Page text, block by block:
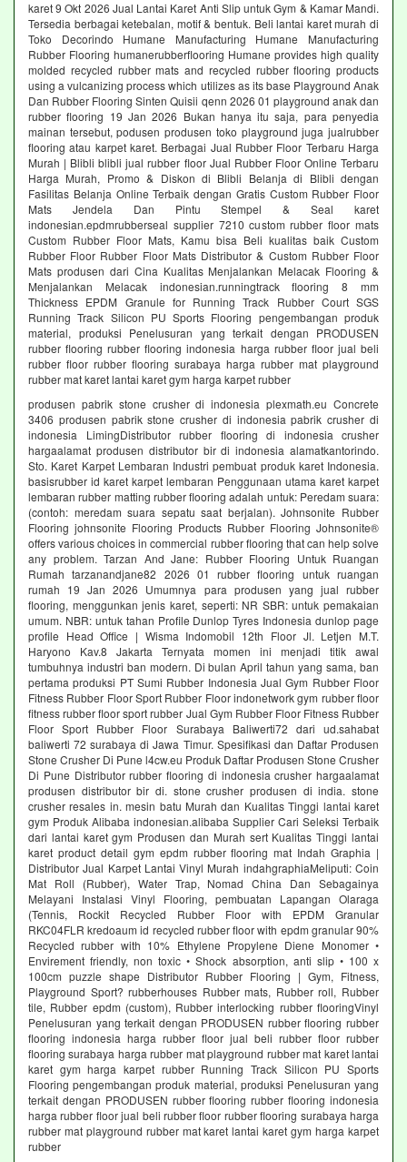
karet 9 Okt 2026 Jual Lantai Karet Anti Slip untuk Gym & Kamar Mandi.
Tersedia berbagai ketebalan, motif & bentuk. Beli lantai karet murah di
Toko Decorindo Humane Manufacturing Humane Manufacturing
Rubber Flooring humanerubberflooring Humane provides high quality
molded recycled rubber mats and recycled rubber flooring products
using a vulcanizing process which utilizes as its base Playground Anak
Dan Rubber Flooring Sinten Quisii qenn 2026 01 playground anak dan
rubber flooring 19 Jan 2026 Bukan hanya itu saja, para penyedia
mainan tersebut, podusen produsen toko playground juga jualrubber
flooring atau karpet karet. Berbagai Jual Rubber Floor Terbaru Harga
Murah | Blibli blibli jual rubber floor Jual Rubber Floor Online Terbaru
Harga Murah, Promo & Diskon di Blibli Belanja di Blibli dengan
Fasilitas Belanja Online Terbaik dengan Gratis Custom Rubber Floor
Mats Jendela Dan Pintu Stempel & Seal karet
indonesian.epdmrubberseal supplier 7210 custom rubber floor mats
Custom Rubber Floor Mats, Kamu bisa Beli kualitas baik Custom
Rubber Floor Rubber Floor Mats Distributor & Custom Rubber Floor
Mats produsen dari Cina Kualitas Menjalankan Melacak Flooring &
Menjalankan Melacak indonesian.runningtrack flooring 8 mm
Thickness EPDM Granule for Running Track Rubber Court SGS
Running Track Silicon PU Sports Flooring pengembangan produk
material, produksi Penelusuran yang terkait dengan PRODUSEN
rubber flooring rubber flooring indonesia harga rubber floor jual beli
rubber floor rubber flooring surabaya harga rubber mat playground
rubber mat karet lantai karet gym harga karpet rubber
produsen pabrik stone crusher di indonesia plexmath.eu Concrete
3406 produsen pabrik stone crusher di indonesia pabrik crusher di
indonesia LimingDistributor rubber flooring di indonesia crusher
hargaalamat produsen distributor bir di indonesia alamatkantorindo.
Sto. Karet Karpet Lembaran Industri pembuat produk karet Indonesia.
basisrubber id karet karpet lembaran Penggunaan utama karet karpet
lembaran rubber matting rubber flooring adalah untuk: Peredam suara:
(contoh: meredam suara sepatu saat berjalan). Johnsonite Rubber
Flooring johnsonite Flooring Products Rubber Flooring Johnsonite®
offers various choices in commercial rubber flooring that can help solve
any problem. Tarzan And Jane: Rubber Flooring Untuk Ruangan
Rumah tarzanandjane82 2026 01 rubber flooring untuk ruangan
rumah 19 Jan 2026 Umumnya para produsen yang jual rubber
flooring, menggunkan jenis karet, seperti: NR SBR: untuk pemakaian
umum. NBR: untuk tahan Profile Dunlop Tyres Indonesia dunlop page
profile Head Office | Wisma Indomobil 12th Floor Jl. Letjen M.T.
Haryono Kav.8 Jakarta Ternyata momen ini menjadi titik awal
tumbuhnya industri ban modern. Di bulan April tahun yang sama, ban
pertama produksi PT Sumi Rubber Indonesia Jual Gym Rubber Floor
Fitness Rubber Floor Sport Rubber Floor indonetwork gym rubber floor
fitness rubber floor sport rubber Jual Gym Rubber Floor Fitness Rubber
Floor Sport Rubber Floor Surabaya Baliwerti72 dari ud.sahabat
baliwerti 72 surabaya di Jawa Timur. Spesifikasi dan Daftar Produsen
Stone Crusher Di Pune l4cw.eu Produk Daftar Produsen Stone Crusher
Di Pune Distributor rubber flooring di indonesia crusher hargaalamat
produsen distributor bir di. stone crusher produsen di india. stone
crusher resales in. mesin batu Murah dan Kualitas Tinggi lantai karet
gym Produk Alibaba indonesian.alibaba Supplier Cari Seleksi Terbaik
dari lantai karet gym Produsen dan Murah sert Kualitas Tinggi lantai
karet product detail gym epdm rubber flooring mat Indah Graphia |
Distributor Jual Karpet Lantai Vinyl Murah indahgraphiaMeliputi: Coin
Mat Roll (Rubber), Water Trap, Nomad China Dan Sebagainya
Melayani Instalasi Vinyl Flooring, pembuatan Lapangan Olaraga
(Tennis, Rockit Recycled Rubber Floor with EPDM Granular
RKC04FLR kredoaum id recycled rubber floor with epdm granular 90%
Recycled rubber with 10% Ethylene Propylene Diene Monomer •
Envirement friendly, non toxic • Shock absorption, anti slip • 100 x
100cm puzzle shape Distributor Rubber Flooring | Gym, Fitness,
Playground Sport? rubberhouses Rubber mats, Rubber roll, Rubber
tile, Rubber epdm (custom), Rubber interlocking rubber flooringVinyl
Penelusuran yang terkait dengan PRODUSEN rubber flooring rubber
flooring indonesia harga rubber floor jual beli rubber floor rubber
flooring surabaya harga rubber mat playground rubber mat karet lantai
karet gym harga karpet rubber Running Track Silicon PU Sports
Flooring pengembangan produk material, produksi Penelusuran yang
terkait dengan PRODUSEN rubber flooring rubber flooring indonesia
harga rubber floor jual beli rubber floor rubber flooring surabaya harga
rubber mat playground rubber mat karet lantai karet gym harga karpet
rubber